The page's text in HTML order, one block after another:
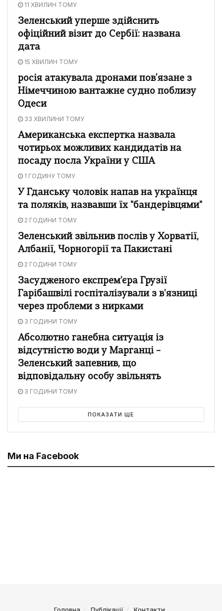
11 ХВИЛИН ТОМУ
Зеленський уперше здійснить
офіційний візит до Сербії: названа
дата
15 ХВИЛИН ТОМУ
росія атакувала дронами пов’язане з
Німеччиною вантажне судно поблизу
Одеси
33 ХВИЛИНИ ТОМУ
Американська експертка назвала
чотирьох можливих кандидатів на
посаду посла України у США
1 ГОДИНУ ТОМУ
У Гданську чоловік напав на українця
та поляків, назвавши їх "бандерівцями"
2 ГОДИНИ ТОМУ
Зеленський звільнив послів у Хорватії,
Албанії, Чорногорії та Пакистані
2 ГОДИНИ ТОМУ
Засудженого експрем'єра Грузії
Гарібашвілі госпіталізували з в'язниці
через проблеми з нирками
3 ГОДИНИ ТОМУ
Абсолютно ганебна ситуація із
відсутністю води у Марганці –
Зеленський запевнив, що
відповідальну особу звільнять
3 ГОДИНИ ТОМУ
ПОКАЗАТИ ЩЕ
Ми на Facebook
Головна Публікації Контакти